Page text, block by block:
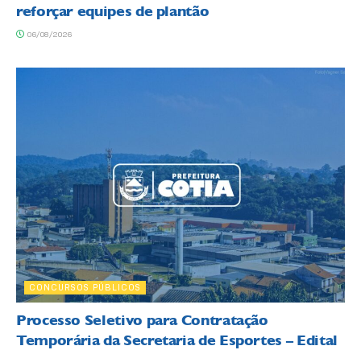
reforçar equipes de plantão
06/08/2026
CONCURSOS PÚBLICOS
Processo Seletivo para Contratação
Temporária da Secretaria de Esportes – Edital